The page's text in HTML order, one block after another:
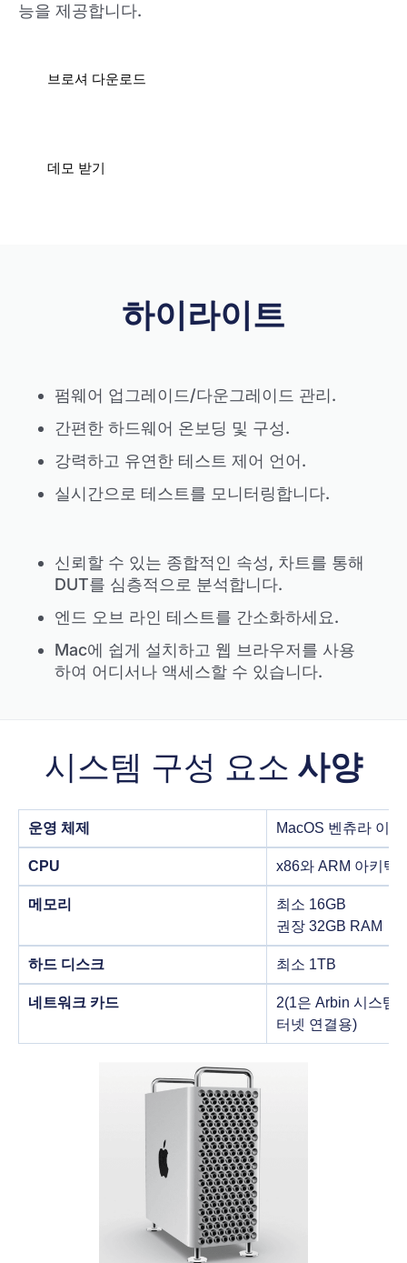
능을 제공합니다.
브로셔 다운로드
데모 받기
하이라이트
펌웨어 업그레이드/다운그레이드 관리.
간편한 하드웨어 온보딩 및 구성.
강력하고 유연한 테스트 제어 언어.
실시간으로 테스트를 모니터링합니다.
신뢰할 수 있는 종합적인 속성, 차트를 통해
DUT를 심층적으로 분석합니다.
엔드 오브 라인 테스트를 간소화하세요.
Mac에 쉽게 설치하고 웹 브라우저를 사용
하여 어디서나 액세스할 수 있습니다.
시스템 구성 요소 사양
운영 체제 MacOS 벤츄라 이상
CPU x86와 ARM 아키텍
메모리
최소 16GB
권장 32GB RAM
하드 디스크 최소 1TB
네트워크 카드
2(1은 Arbin 시스템
터넷 연결용)